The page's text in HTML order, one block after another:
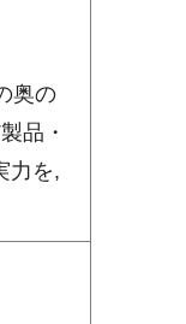
奥の
品・
力を,